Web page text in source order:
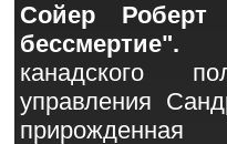
Сойер Роберт
бессмертие".
канадского
управления